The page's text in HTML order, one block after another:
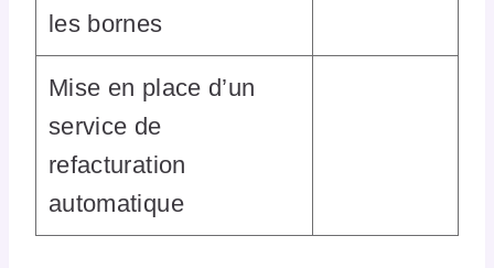
les bornes
Mise en place d’un
service de
refacturation
automatique